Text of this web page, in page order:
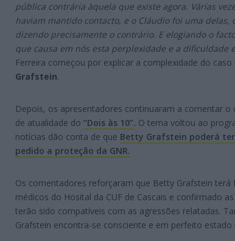
pública contrária àquela que existe agora. Várias
haviam mantido contacto, e o Cláudio foi uma delas,
dizendo precisamente o contrário. E elogiando o
que causa em nós esta perplexidade e a dificuldade
Ferreira começou por explicar a complexidade do
Grafstein.
Depois, os apresentadores continuaram a comentar
de atualidade do “Dois às 10”. O tema voltou ao
notícias dão conta de que Betty Grafstein poderá ter
pedido a proteção da GNR.
Os comentadores reforçaram que Betty Grafstein terá
médicos do Hosital da CUF de Cascais e confirmado
terão sido compatíveis com as agressões relatadas.
Grafstein encontra-se consciente e em perfeito estado